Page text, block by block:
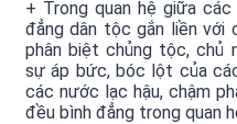
+ Trong quan hệ giữa
đẳng dân tộc gắn liền với
phân biệt chủng tộc, chủ
sự áp bức, bóc lột của
các nước lạc hậu, chậm
đều bình đẳng trong quan